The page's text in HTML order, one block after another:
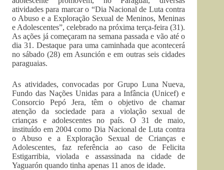
atividades para marcar o “Dia Nacional de Luta contra
o Abuso e a Exploração Sexual de Meninos, Meninas
e Adolescentes”, celebrado na próxima terça-feira (31).
As ações já começaram na semana passada e vão até o
dia 31. Destaque para uma caminhada que acontecerá
no sábado (28) em Asunción e em outras seis cidades
paraguaias.
As atividades, convocadas por Grupo Luna Nueva,
Fundo das Nações Unidas para a Infância (Unicef) e
Consorcio Pepó Jera, têm o objetivo de chamar
atenção da sociedade para a violação sexual de
crianças e adolescentes no país. O 31 de maio,
instituído em 2004 como Dia Nacional de Luta contra
o Abuso e a Exploração Sexual de Crianças e
Adolescentes, faz referência ao caso de Felicita
Estigarribia, violada e assassinada na cidade de
Yaguarón quando tinha apenas 11 anos de idade.